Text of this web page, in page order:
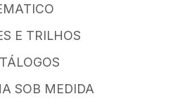
E TRILHOS
SOB MEDIDA